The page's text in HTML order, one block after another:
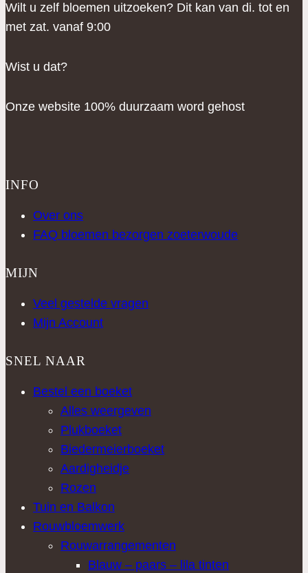
Wilt u zelf bloemen uitzoeken? Dit kan van di. tot en
met zat. vanaf 9:00
Wist u dat?
Onze website 100% duurzaam word gehost
INFO
Over ons
FAQ bloemen bezorgen zoeterwoude
MIJN
Veel gestelde vragen
Mijn Account
SNEL NAAR
Bestel een boeket
Alles weergeven
Plukboeket
Biedermeierboeket
Aardigheidje
Rozen
Tuin en Balkon
Rouwbloemwerk
Rouwarrangementen
Blauw – paars – lila tinten